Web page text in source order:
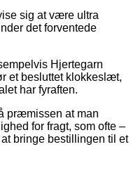
sig at være ultra
det forventede
Hjertegarn
et besluttet klokkeslæt,
har fyraften.
præmissen at man
for fragt, som ofte –
bringe bestillingen til et